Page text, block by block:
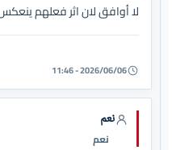
لا أوافق لان اثر فعلهم
2026/06/06 - 11:46
نعم
نعم